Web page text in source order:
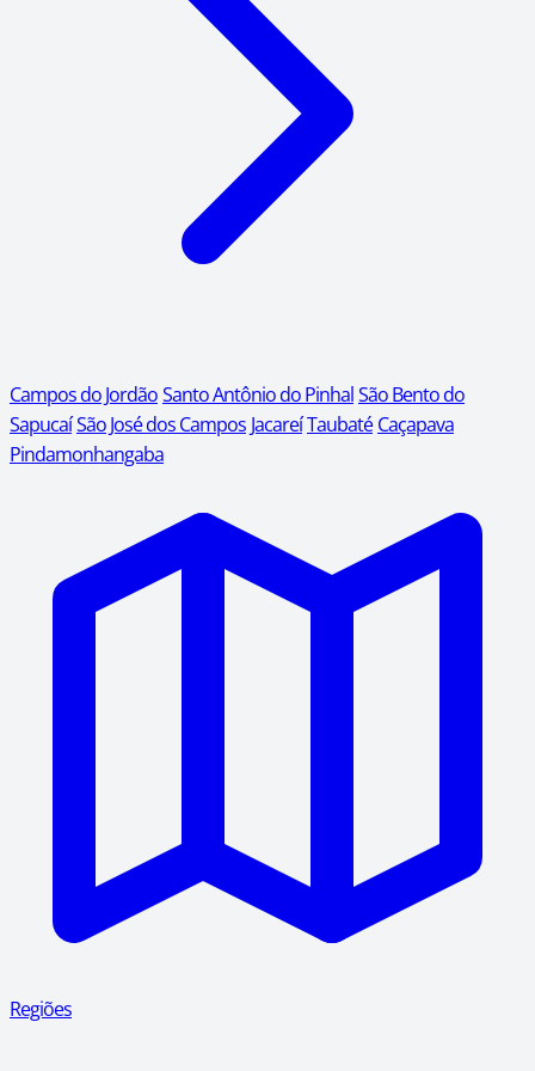
Campos do JordãoSanto Antônio do PinhalSão Bento do
SapucaíSão José dos Campos JacareíTaubaté Caçapava
Pindamonhangaba
Regiões